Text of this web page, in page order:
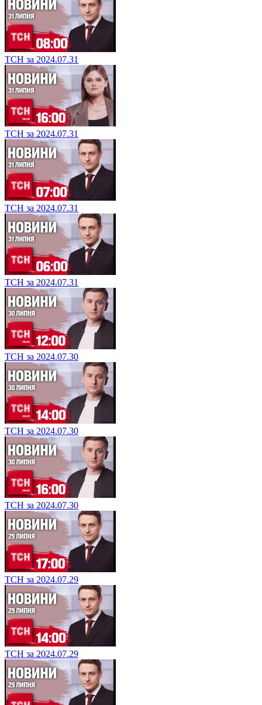
ТСН за 2024.07.31
ТСН за 2024.07.31
ТСН за 2024.07.31
ТСН за 2024.07.31
ТСН за 2024.07.30
ТСН за 2024.07.30
ТСН за 2024.07.30
ТСН за 2024.07.29
ТСН за 2024.07.29